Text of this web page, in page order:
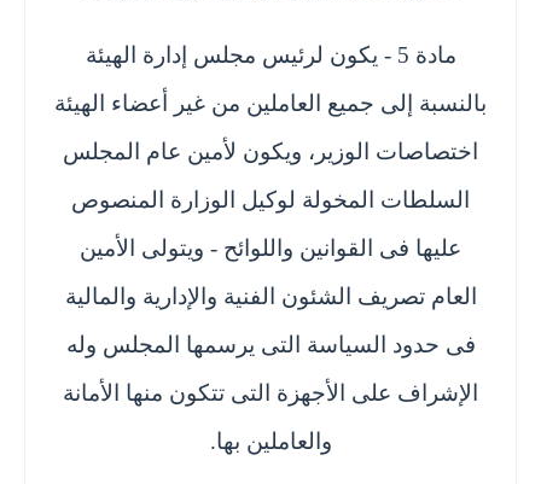
مادة 5 - يكون لرئيس مجلس إدارة الهيئة
بالنسبة إلى جميع العاملين من غير أعضاء الهيئة
اختصاصات الوزير، ويكون لأمين عام المجلس
السلطات المخولة لوكيل الوزارة المنصوص
عليها فى القوانين واللوائح - ويتولى الأمين
العام تصريف الشئون الفنية والإدارية والمالية
فى حدود السياسة التى يرسمها المجلس وله
الإشراف على الأجهزة التى تتكون منها الأمانة
والعاملين بها.